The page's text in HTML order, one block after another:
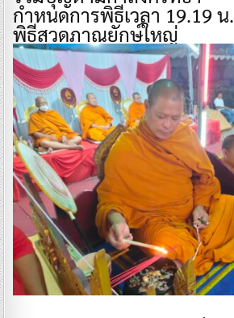
กำหนดการพิธีเวลา 19.19 น.
พิธีสวดภาณยักษ์ใหญ่